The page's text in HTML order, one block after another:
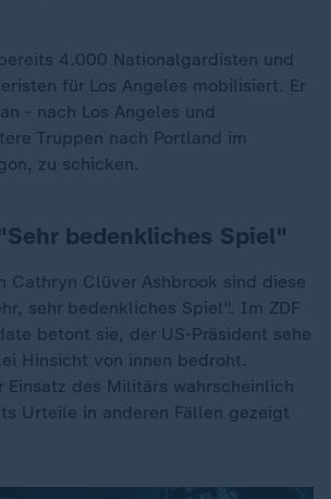
4.000 Nationalgardisten und
für Los Angeles mobilisiert. Er
- nach Los Angeles und
Truppen nach Portland im
zu schicken.
bedenkliches Spiel"
Cathryn Clüver Ashbrook sind diese
sehr bedenkliches Spiel". Im ZDF
betont sie, der US-Präsident sehe
Hinsicht von innen bedroht.
Einsatz des Militärs wahrscheinlich
Urteile in anderen Fällen gezeigt